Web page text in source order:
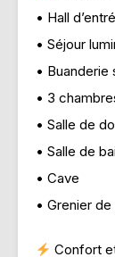
• Hall
• Séjour
• Buanderie
• 3
• Salle de
• Salle de
• Cave
• Grenier
Confort